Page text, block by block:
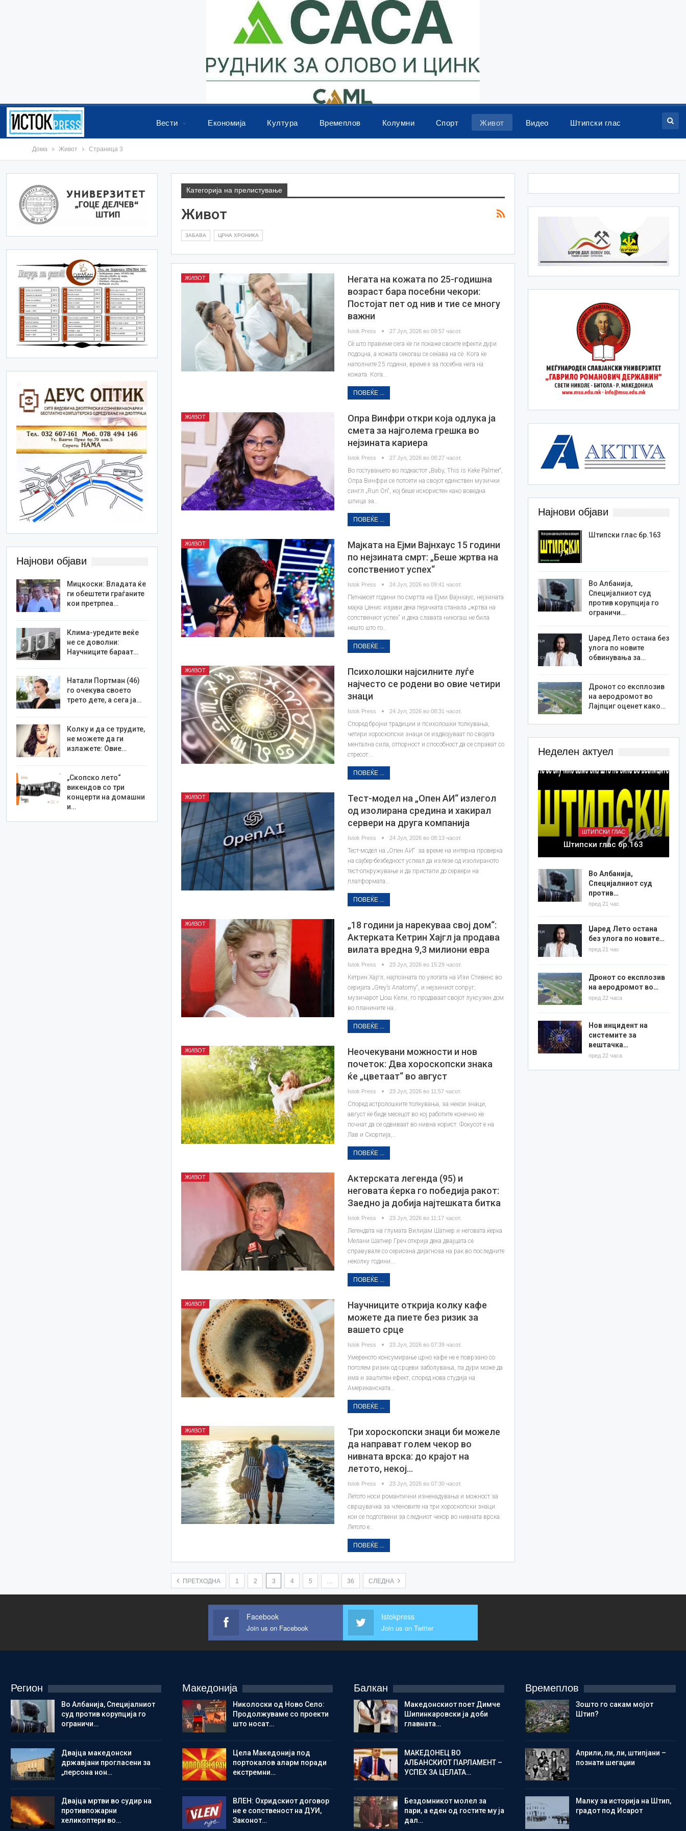
Вести Економија Култура Времеплов Колумни Спорт Живот Видео Штипски глас
Дома Живот Страница 3
Категорија на прелистување
Живот
ЗАБАВА ЦРНА ХРОНИКА
ЖИВОТ
Негата на кожата по 25-годишна
возраст бара посебни чекори:
Постојат пет од нив и тие се многу
важни
Istok Press 27 Јул, 2026 во 09:57 часот.
Сè што правиме сега ќе ги покаже своите ефекти дури
подоцна, а кожата секогаш се сеќава на сè. Кога ќе
наполните 25 години, време е за посебна нега на
кожата. Кога…
ПОВЕЌЕ ...
ЖИВОТ
Опра Винфри откри која одлука ја
смета за најголема грешка во
нејзината кариера
Istok Press 27 Јул, 2026 во 08:27 часот.
Во гостувањето во подкастот „Baby, This is Keke Palmer“,
Опра Винфри се потсети на својот единствен музички
сингл „Run On“, кој беше искористен како воведна
шпица за…
ПОВЕЌЕ ...
ЖИВОТ
Мајката на Ејми Вајнхаус 15 години
по нејзината смрт: „Беше жртва на
сопствениот успех“
Istok Press 24 Јул, 2026 во 09:41 часот.
Петнаесет години по смртта на Ејми Вајнхаус, нејзината
мајка Џенис изјави дека пејачката станала „жртва на
сопствениот успех“ и дека славата никогаш не била
нешто што го…
ПОВЕЌЕ ...
ЖИВОТ
Психолошки најсилните луѓе
најчесто се родени во овие четири
знаци
Istok Press 24 Јул, 2026 во 08:31 часот.
Според бројни традиции и психолошки толкувања,
четири хороскопски знаци се издвојуваат по својата
ментална сила, отпорност и способност да се справат со
стресот.…
ПОВЕЌЕ ...
ЖИВОТ
Тест-модел на „Опен АИ“ излегол
од изолирана средина и хакирал
сервери на друга компанија
Istok Press 24 Јул, 2026 во 08:13 часот.
Тест-модел на „Опен АИ“ за време на интерна проверка
на сајбер-безбедност успеал да излезе од изолираното
тест-опкружување и да пристапи до сервери на
платформата…
ПОВЕЌЕ ...
ЖИВОТ
„18 години ја нарекуваа свој дом“:
Актерката Кетрин Хајгл ја продава
вилата вредна 9,3 милиони евра
Istok Press 23 Јул, 2026 во 15:29 часот.
Кетрин Хајгл, најпозната по улогата на Изи Стивенс во
серијата „Grey’s Anatomy“, и нејзиниот сопруг,
музичарот Џош Кели, го продаваат својот луксузен дом
во планините на…
ПОВЕЌЕ ...
ЖИВОТ
Неочекувани можности и нов
почеток: Два хороскопски знака
ќе „цветаат“ во август
Istok Press 23 Јул, 2026 во 11:57 часот.
Според астролошките толкувања, за некои знаци,
август ќе биде месецот во кој работите конечно ќе
почнат да се одвиваат во нивна корист. Фокусот е на
Лав и Скорпија,…
ПОВЕЌЕ ...
ЖИВОТ
Актерската легенда (95) и
неговата ќерка го победија ракот:
Заедно ја добија најтешката битка
Istok Press 23 Јул, 2026 во 11:17 часот.
Легендата на глумата Вилијам Шатнер и неговата ќерка
Мелани Шатнер Греч открија дека двајцата се
справувале со сериозна дијагноза на рак во последните
неколку години.…
ПОВЕЌЕ ...
ЖИВОТ
Научниците открија колку кафе
можете да пиете без ризик за
вашето срце
Istok Press 23 Јул, 2026 во 07:39 часот.
Умереното консумирање црно кафе не е поврзано со
поголем ризик од срцеви заболувања, па дури може да
има и заштитен ефект, според нова студија на
Американската…
ПОВЕЌЕ ...
ЖИВОТ
Три хороскопски знаци би можеле
да направат голем чекор во
нивната врска: до крајот на
летото, некој…
Istok Press 23 Јул, 2026 во 07:30 часот.
Летото носи романтични изненадувања и можност за
свршувачка за членовите на три хороскопски знаци
кои се подготвени за следниот чекор во нивната врска.
Летото е…
ПОВЕЌЕ ...
ПРЕТХОДНА 1 2 3 4 5 36 СЛЕДНА
Најнови објави
Штипски глас бр.163
Во Албанија,
Специјалниот суд
против корупција го
ограничи…
Џаред Лето остана без
улога по новите
обвинувања за…
Дронот со експлозив
на аеродромот во
Лајпциг оценет како…
Неделен актуел
ШТИПСКИ ГЛАС
Штипски глас бр.163
Во Албанија,
Специјалниот суд
против…
пред 21 час
Џаред Лето остана
без улога по новите…
пред 21 час
Дронот со експлозив
на аеродромот во…
пред 22 часа
Нов инцидент на
системите за
вештачка…
пред 22 часа
Најнови објави
Мицкоски: Владата ќе
ги обештети граѓаните
кои претрпеа…
Клима-уредите веќе
не се доволни:
Научниците бараат…
Натали Портман (46)
го очекува своето
трето дете, а сега ја…
Колку и да се трудите,
не можете да ги
излажете: Овие…
„Скопско лето“
викендов со три
концерти на домашни
и…
Facebook
Join us on Facebook
Istokpress
Join us on Twitter
Регион
Во Албанија, Специјалниот
суд против корупција го
ограничи…
Двајца македонски
државјани прогласени за
„персона нон…
Двајца мртви во судир на
противпожарни
хеликоптери во…
Македонија
Николоски од Ново Село:
Продолжуваме со проекти
што носат…
Цела Македонија под
портокалов аларм поради
екстремни…
ВЛЕН: Охридскиот договор
не е сопственост на ДУИ,
Законот…
Балкан
Македонскиот поет Димче
Шипинкаровски ја доби
главната…
МАКЕДОНЕЦ ВО
АЛБАНСКИОТ ПАРЛАМЕНТ –
УСПЕХ ЗА ЦЕЛАТА…
Бездомникот молел за
пари, а еден од гостите му ја
дал…
Времеплов
Зошто го сакам мојот
Штип?
Aприли, ли, ли, штипјани –
познати шегаџии
Малку за историја на Штип,
градот под Исарот